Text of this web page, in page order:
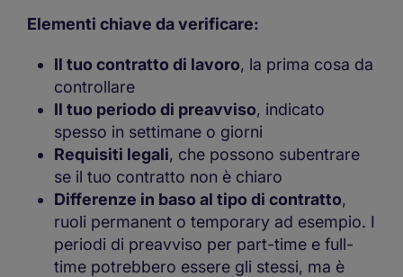
Elementi chiave da verificare:
Il tuo contratto di lavoro, la prima cosa da
controllare
Il tuo periodo di preavviso, indicato
spesso in settimane o giorni
Requisiti legali, che possono subentrare
se il tuo contratto non è chiaro
Differenze in baso al tipo di contratto,
ruoli permanent o temporary ad esempio. I
periodi di preavviso per part-time e full-
time potrebbero essere gli stessi, ma è